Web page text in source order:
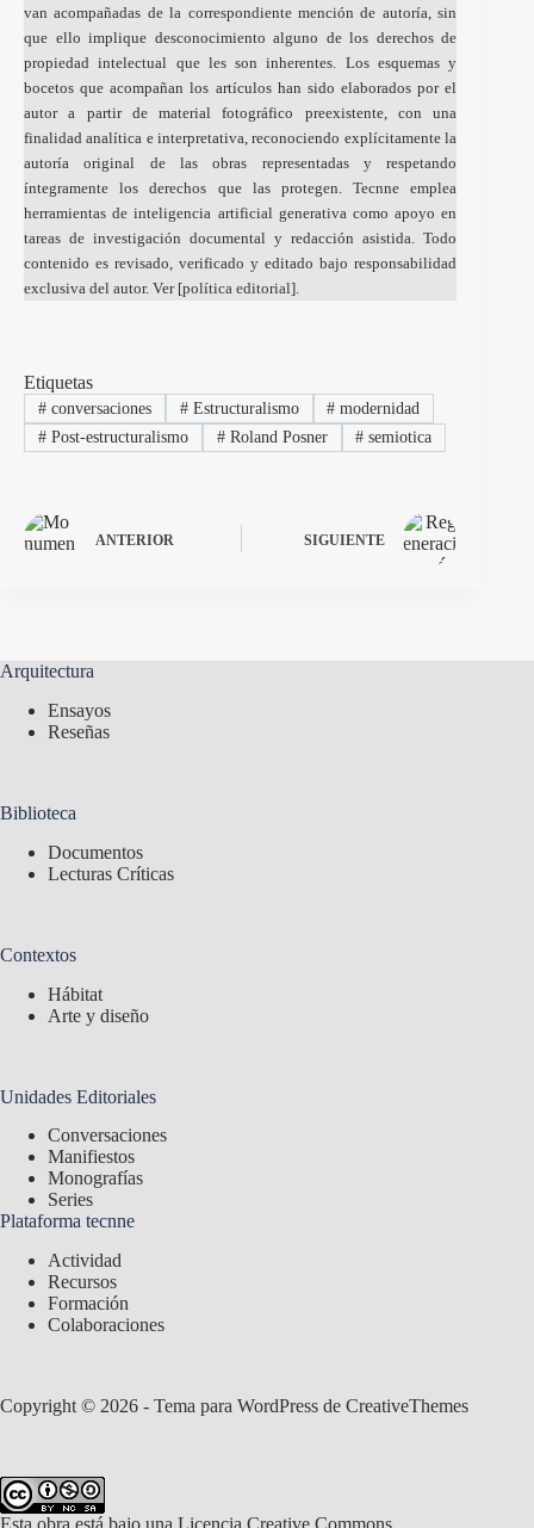
van acompañadas de la correspondiente mención de autoría, sin
que ello implique desconocimiento alguno de los derechos de
propiedad intelectual que les son inherentes. Los esquemas y
bocetos que acompañan los artículos han sido elaborados por el
autor a partir de material fotográfico preexistente, con una
finalidad analítica e interpretativa, reconociendo explícitamente la
autoría original de las obras representadas y respetando
íntegramente los derechos que las protegen. Tecnne emplea
herramientas de inteligencia artificial generativa como apoyo en
tareas de investigación documental y redacción asistida. Todo
contenido es revisado, verificado y editado bajo responsabilidad
exclusiva del autor. Ver [política editorial].
Etiquetas
#conversaciones #Estructuralismo # modernidad
#Post-estructuralismo #Roland Posner # semiotica
ANTERIOR SIGUIENTE
Arquitectura
Ensayos
Reseñas
Biblioteca
Documentos
Lecturas Críticas
Contextos
Hábitat
Arte y diseño
Unidades Editoriales
Conversaciones
Manifiestos
Monografías
Series
Plataforma tecnne
Actividad
Recursos
Formación
Colaboraciones
Copyright © 2026 - Tema para WordPress de CreativeThemes